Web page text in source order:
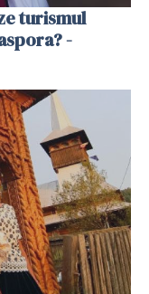
turismul
-